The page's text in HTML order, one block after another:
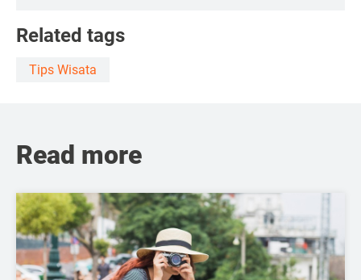
Related tags
Tips Wisata
Read more